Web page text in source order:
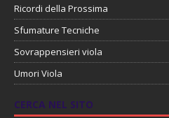
Ricordi della Prossima
Sfumature Tecniche
Sovrappensieri viola
Umori Viola
CERCA NEL SITO